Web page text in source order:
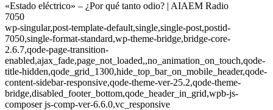
«Estado eléctrico» – ¿Por qué tanto odio? | AIAEM Radio
7050
wp-singular,post-template-default,single,single-post,postid-
7050,single-format-standard,wp-theme-bridge,bridge-core-
2.6.7,qode-page-transition-
enabled,ajax_fade,page_not_loaded,,no_animation_on_touch,qode-
title-hidden,qode_grid_1300,hide_top_bar_on_mobile_header,qode-
content-sidebar-responsive,qode-theme-ver-25.2,qode-theme-
bridge,disabled_footer_bottom,qode_header_in_grid,wpb-js-
composer js-comp-ver-6.6.0,vc_responsive